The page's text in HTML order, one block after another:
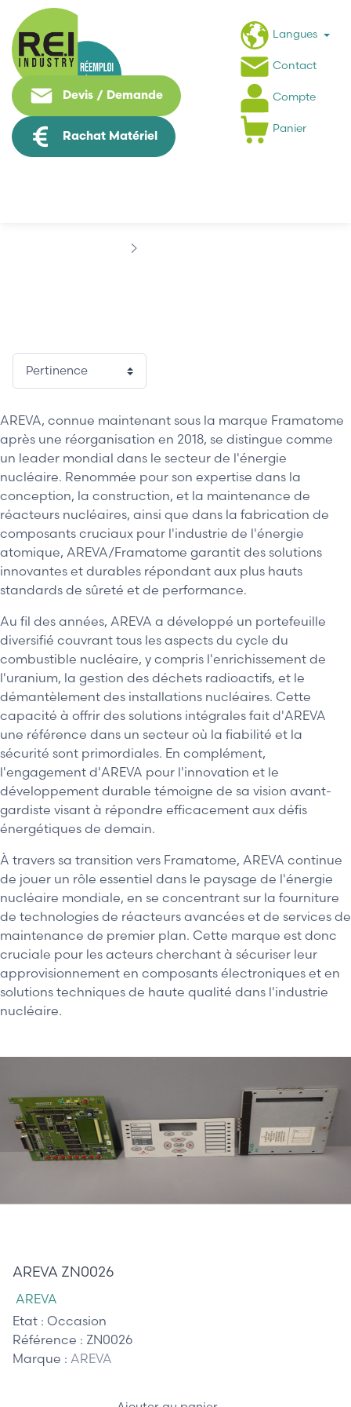
Devis / Demande
Rachat Matériel
Langues
Contact
Compte
Panier
AREVA, connue maintenant sous la marque Framatome
après une réorganisation en 2018, se distingue comme
un leader mondial dans le secteur de l'énergie
nucléaire. Renommée pour son expertise dans la
conception, la construction, et la maintenance de
réacteurs nucléaires, ainsi que dans la fabrication de
composants cruciaux pour l'industrie de l'énergie
atomique, AREVA/Framatome garantit des solutions
innovantes et durables répondant aux plus hauts
standards de sûreté et de performance.
Au fil des années, AREVA a développé un portefeuille
diversifié couvrant tous les aspects du cycle du
combustible nucléaire, y compris l'enrichissement de
l'uranium, la gestion des déchets radioactifs, et le
démantèlement des installations nucléaires. Cette
capacité à offrir des solutions intégrales fait d'AREVA
une référence dans un secteur où la fiabilité et la
sécurité sont primordiales. En complément,
l'engagement d'AREVA pour l'innovation et le
développement durable témoigne de sa vision avant-
gardiste visant à répondre efficacement aux défis
énergétiques de demain.
À travers sa transition vers Framatome, AREVA continue
de jouer un rôle essentiel dans le paysage de l'énergie
nucléaire mondiale, en se concentrant sur la fourniture
de technologies de réacteurs avancées et de services de
maintenance de premier plan. Cette marque est donc
cruciale pour les acteurs cherchant à sécuriser leur
approvisionnement en composants électroniques et en
solutions techniques de haute qualité dans l'industrie
nucléaire.
AREVA ZN0026
AREVA
Etat : Occasion
Référence : ZN0026
Marque : AREVA